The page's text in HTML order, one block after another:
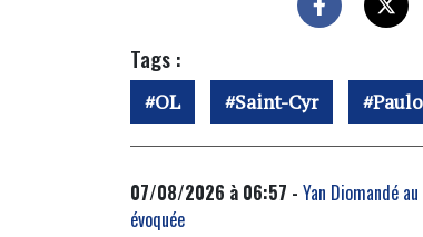
Tags :
OL Saint-Cyr
07/08/2026 à 06:57 - Yan Diomandé
évoquée